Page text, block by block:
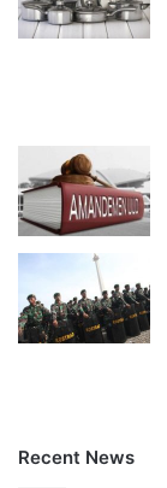
Recent News